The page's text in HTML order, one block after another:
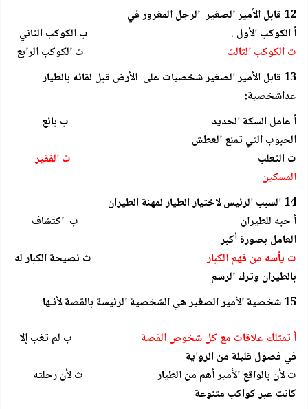
12 قابل الأمير الصغير الرجل المغرور في
أ الكوكب الأول . ب الكوكب الثاني
ت الكوكب الثالث
ث الكوكب الرابع
13 قابل الأمير الصغير شخصيات على الأرض قبل لقائه بالطيار
عداشخصية:
أ عامل السكة الحديد ب بائع
الحبوب التي تمنع العطش
ت الثعلب
ث الفقير
المسكين
14 السبب الرئيس لاختيار الطيار لمهنة الطيران
أ حبه للطيران ب اكتشاف
العامل بصورة أكبر
ت يأسه من فهم الكبار
ث نصيحة الكبار له
بالطيران وترك الرسم
15 شخصية الأمير الصغير هي الشخصية الرئيسة بالقصة لأنـها
أ تمتلك علاقات مع كل شخوص القصة
ب لم تغب إلا
في فصول قليلة من الرواية
ت لأن بالواقع الأمير أهم من الطيار ث لأن رحلته
كانت عبر كواكب متنوعة